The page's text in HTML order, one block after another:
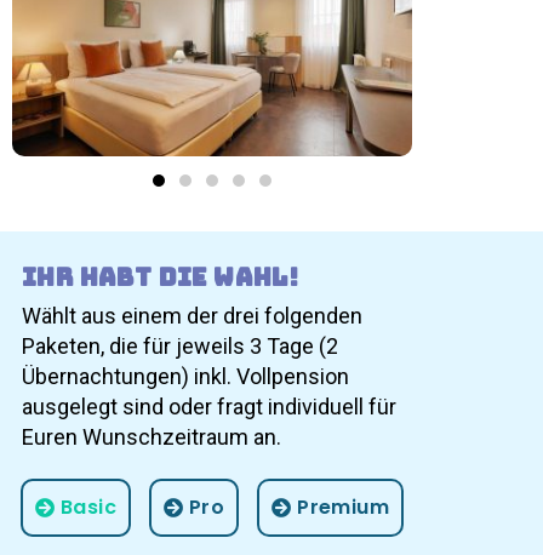
Ihr habt die Wahl!
Wählt aus einem der drei folgenden
Paketen, die für jeweils 3 Tage (2
Übernachtungen) inkl. Vollpension
ausgelegt sind oder fragt individuell für
Euren Wunschzeitraum an.
Basic Pro Premium